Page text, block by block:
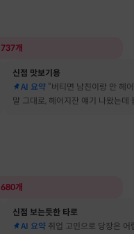
737개
신점 맛보기용
AI 요약 “버티면 남친이랑 안 헤
말 그대로, 헤어지잔 얘기 나왔는데
680개
신점 보는듯한 타로
AI 요약 취업 고민으로 당장은 어